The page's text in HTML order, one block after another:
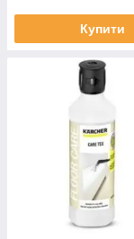
Купити